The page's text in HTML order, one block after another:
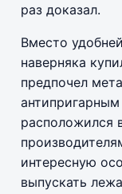
раз доказал.
Вместо
наверняка
предпочел
расположился
интересную
выпускать